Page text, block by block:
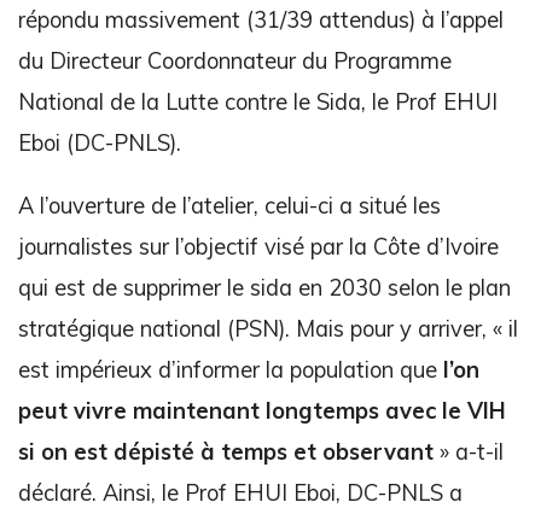
répondu massivement (31/39 attendus) à l’appel
du Directeur Coordonnateur du Programme
National de la Lutte contre le Sida, le Prof EHUI
Eboi (DC-PNLS).
A l’ouverture de l’atelier, celui-ci a situé les
journalistes sur l’objectif visé par la Côte d’Ivoire
qui est de supprimer le sida en 2030 selon le plan
stratégique national (PSN). Mais pour y arriver, « il
est impérieux d’informer la population que l’on
peut vivre maintenant longtemps avec le VIH
si on est dépisté à temps et observant » a-t-il
déclaré. Ainsi, le Prof EHUI Eboi, DC-PNLS a